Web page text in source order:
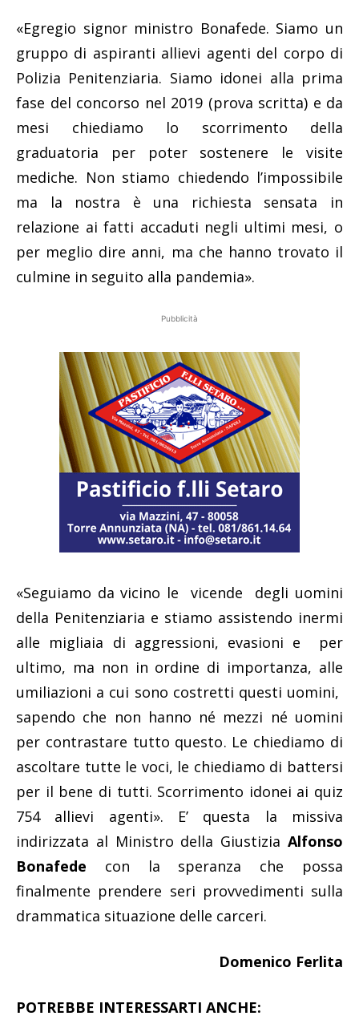
«Egregio signor ministro Bonafede. Siamo un
gruppo di aspiranti allievi agenti del corpo di
Polizia Penitenziaria. Siamo idonei alla prima
fase del concorso nel 2019 (prova scritta) e da
mesi chiediamo lo scorrimento della
graduatoria per poter sostenere le visite
mediche. Non stiamo chiedendo l’impossibile
ma la nostra è una richiesta sensata in
relazione ai fatti accaduti negli ultimi mesi, o
per meglio dire anni, ma che hanno trovato il
culmine in seguito alla pandemia».
Pubblicità
«Seguiamo da vicino le vicende degli uomini
della Penitenziaria e stiamo assistendo inermi
alle migliaia di aggressioni, evasioni e per
ultimo, ma non in ordine di importanza, alle
umiliazioni a cui sono costretti questi uomini,
sapendo che non hanno né mezzi né uomini
per contrastare tutto questo. Le chiediamo di
ascoltare tutte le voci, le chiediamo di battersi
per il bene di tutti. Scorrimento idonei ai quiz
754 allievi agenti». E’ questa la missiva
indirizzata al Ministro della Giustizia Alfonso
Bonafede con la speranza che possa
finalmente prendere seri provvedimenti sulla
drammatica situazione delle carceri.
Domenico Ferlita
POTREBBE INTERESSARTI ANCHE: